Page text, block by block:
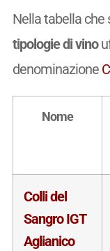
Nella tabella
tipologie di vino
denominazione
Nome
Colli del
Sangro IGT
Aglianico